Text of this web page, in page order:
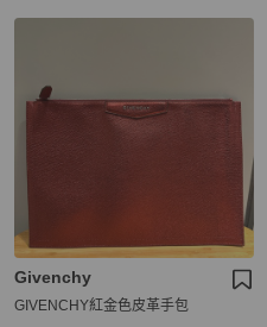
Givenchy
GIVENCHY紅金色皮革手包